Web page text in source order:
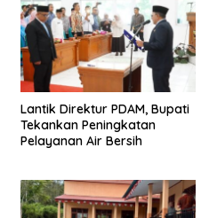
Lantik Direktur PDAM, Bupati
Tekankan Peningkatan
Pelayanan Air Bersih